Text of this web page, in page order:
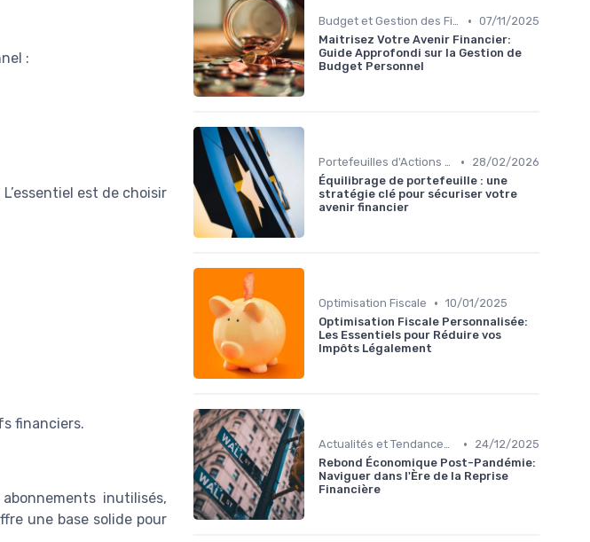
:
est de choisir
financiers.
inutilisés,
une base solide pour
Budget et Gestion des Finances Personnelles • 07/11/2025
Maitrisez Votre Avenir Financier:
Guide Approfondi sur la Gestion de
Budget Personnel
Portefeuilles d'Actions et d'Obligations •
28/02/2026
Équilibrage de portefeuille : une
stratégie clé pour sécuriser votre
avenir financier
Optimisation Fiscale • 10/01/2025
Optimisation Fiscale Personnalisée:
Les Essentiels pour Réduire vos
Impôts Légalement
Actualités et Tendances Économiques •
24/12/2025
Rebond Économique Post-Pandémie:
Naviguer dans l'Ère de la Reprise
Financière